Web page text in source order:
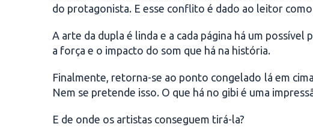
do protagonista. E esse conflito é dado ao leitor
A arte da dupla é linda e a cada página há um
a força e o impacto do som que há na história.
Finalmente, retorna-se ao ponto congelado lá em
Nem se pretende isso. O que há no gibi é uma
E de onde os artistas conseguem tirá-la?